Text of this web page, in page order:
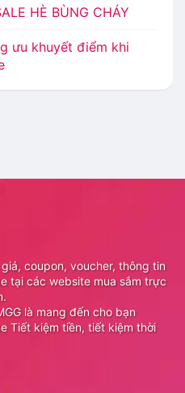
HÈ BÙNG CHÁY
ưu khuyết điểm khi
coupon, voucher, thông tin
tại các website mua sắm trực
là mang đến cho bạn
Tiết kiệm tiền, tiết kiệm thời